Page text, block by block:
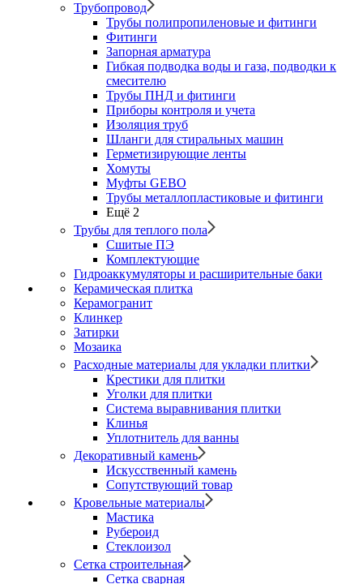
Трубопровод
Трубы полипропиленовые и фитинги
Фитинги
Запорная арматура
Гибкая подводка воды и газа, подводки к
смесителю
Трубы ПНД и фитинги
Приборы контроля и учета
Изоляция труб
Шланги для стиральных машин
Герметизирующие ленты
Хомуты
Муфты GEBO
Трубы металлопластиковые и фитинги
Ещё 2
Трубы для теплого пола
Сшитые ПЭ
Комплектующие
Гидроаккумуляторы и расширительные баки
Керамическая плитка
Керамогранит
Клинкер
Затирки
Мозаика
Расходные материалы для укладки плитки
Крестики для плитки
Уголки для плитки
Система выравнивания плитки
Клинья
Уплотнитель для ванны
Декоративный камень
Искусственный камень
Сопутствующий товар
Кровельные материалы
Мастика
Рубероид
Стеклоизол
Сетка строительная
Сетка сварная